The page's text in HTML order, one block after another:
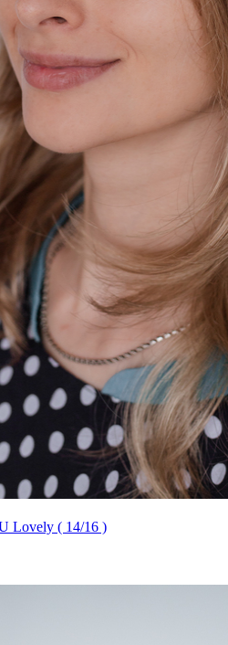
Lovely ( 14/16 )